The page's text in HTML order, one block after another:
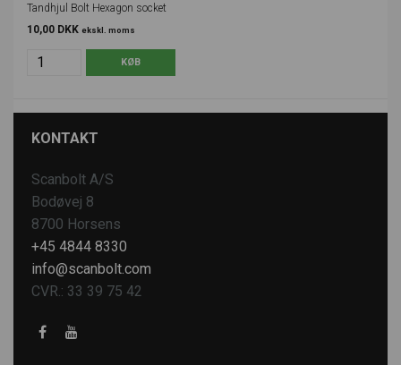
Tandhjul Bolt Hexagon socket
10,00 DKK ekskl. moms
KONTAKT
Scanbolt A/S
Bodøvej 8
8700 Horsens
+45 4844 8330
info@scanbolt.com
CVR.: 33 39 75 42